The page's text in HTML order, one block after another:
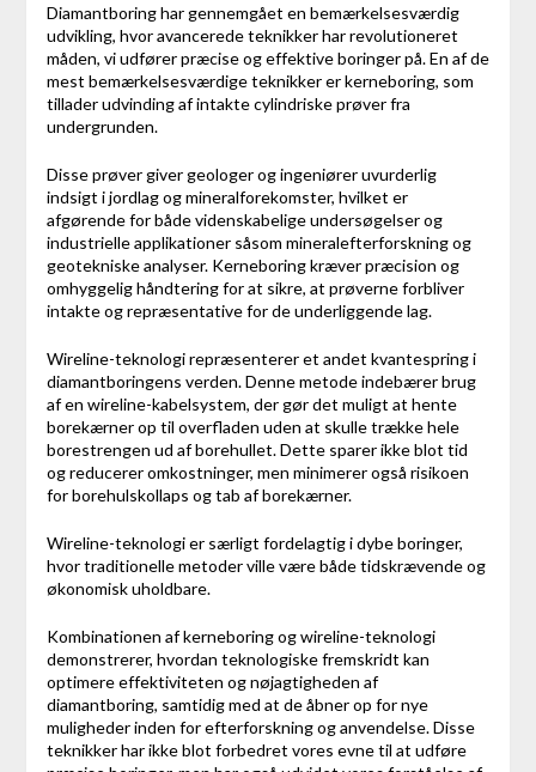
Diamantboring har gennemgået en bemærkelsesværdig
udvikling, hvor avancerede teknikker har revolutioneret
måden, vi udfører præcise og effektive boringer på. En af de
mest bemærkelsesværdige teknikker er kerneboring, som
tillader udvinding af intakte cylindriske prøver fra
undergrunden.
Disse prøver giver geologer og ingeniører uvurderlig
indsigt i jordlag og mineralforekomster, hvilket er
afgørende for både videnskabelige undersøgelser og
industrielle applikationer såsom mineralefterforskning og
geotekniske analyser. Kerneboring kræver præcision og
omhyggelig håndtering for at sikre, at prøverne forbliver
intakte og repræsentative for de underliggende lag.
Wireline-teknologi repræsenterer et andet kvantespring i
diamantboringens verden. Denne metode indebærer brug
af en wireline-kabelsystem, der gør det muligt at hente
borekærner op til overfladen uden at skulle trække hele
borestrengen ud af borehullet. Dette sparer ikke blot tid
og reducerer omkostninger, men minimerer også risikoen
for borehulskollaps og tab af borekærner.
Wireline-teknologi er særligt fordelagtig i dybe boringer,
hvor traditionelle metoder ville være både tidskrævende og
økonomisk uholdbare.
Kombinationen af kerneboring og wireline-teknologi
demonstrerer, hvordan teknologiske fremskridt kan
optimere effektiviteten og nøjagtigheden af
diamantboring, samtidig med at de åbner op for nye
muligheder inden for efterforskning og anvendelse. Disse
teknikker har ikke blot forbedret vores evne til at udføre